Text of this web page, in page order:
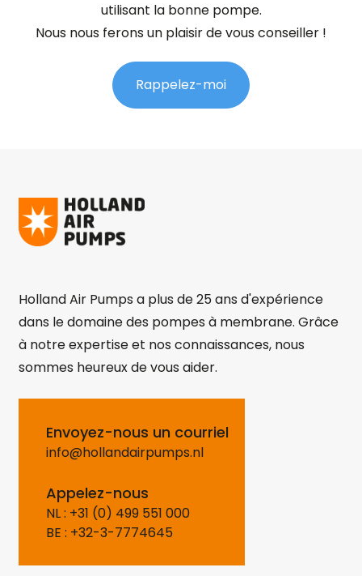
utilisant la bonne pompe.
Nous nous ferons un plaisir de vous conseiller !
Rappelez-moi
Holland Air Pumps a plus de 25 ans d'expérience
dans le domaine des pompes à membrane. Grâce
à notre expertise et nos connaissances, nous
sommes heureux de vous aider.
Envoyez-nous un courriel
info@hollandairpumps.nl
Appelez-nous
NL : +31 (0) 499 551 000
BE : +32-3-7774645